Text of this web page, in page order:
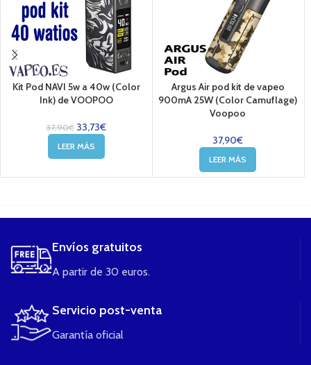
Kit Pod NAVI 5w a 40w (Color
Ink) de VOOPOO
37,90€ 33,73€
LEER MÁS
Argus Air pod kit de vapeo
900mA 25W (Color Camuflage)
Voopoo
37,90€
LEER MÁS
Envíos gratuitos
A partir de 30 euros.
Servicio post-venta
Garantía oficial